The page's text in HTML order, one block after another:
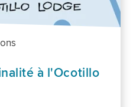
à l'Ocotillo